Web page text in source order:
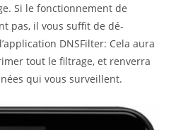
Si le fonctionnement de
pas, il vous suffit de dé-
DNSFilter: Cela aura
tout le filtrage, et renverra
qui vous surveillent.